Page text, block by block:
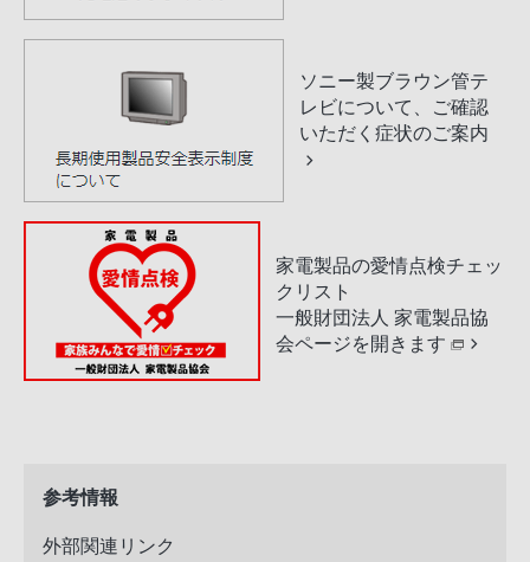
ソニー製ブラウン管テ
レビについて、ご確認
いただく症状のご案内
家電製品の愛情点検チェッ
クリスト
一般財団法人 家電製品協
会ページを開きます
参考情報
外部関連リンク